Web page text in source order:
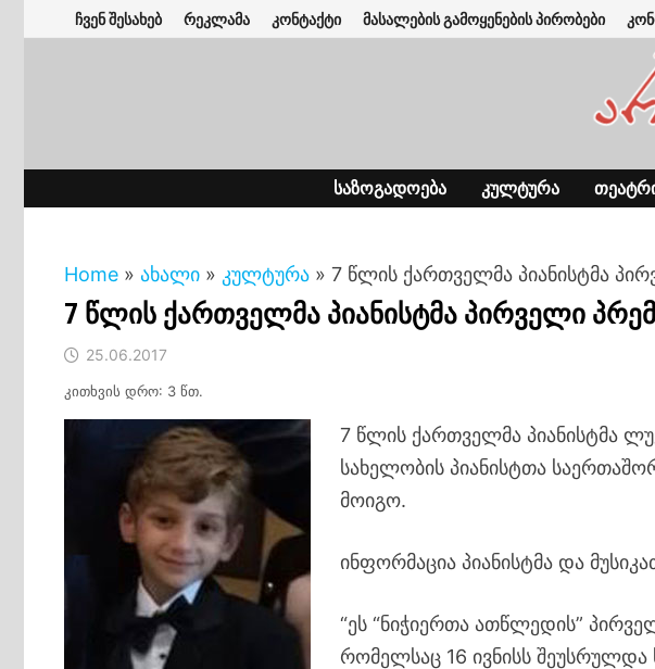
to
ჩვენ შესახებ რეკლამა კონტაქტი მასალების გამოყენების პირობები
ᲡᲐᲖᲝᲒᲐᲓᲝᲔᲑᲐ ᲙᲣᲚᲢᲣᲠᲐ
Home » ახალი » კულტურა » 7 წლის ქართველმა პიანისტმა
7 წლის ქართველმა პიანისტმა პირველი
25.06.2017
კითხვის დრო: 3 წთ.
7 წლის ქართველმა პიანისტმა
სახელობის პიანისტთა
მოიგო.
ინფორმაცია პიანისტმა და
“ეს “ნიჭიერთა ათწლედის”
რომელსაც 16 ივნისს